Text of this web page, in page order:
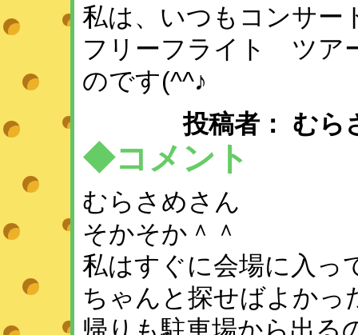
私は、いつもコンサー
フリーフライト ツア
のです(^^♪
投稿者： むら
◆コメント
むらさめさん
そかそか＾＾
私はすぐに会場に入っ
ちゃんと探せばよかっ